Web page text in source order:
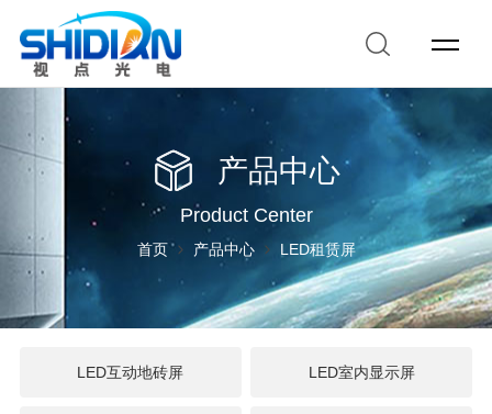
产品中心
Product Center
首页 产品中心 LED租赁屏
LED互动地砖屏 LED室内显示屏